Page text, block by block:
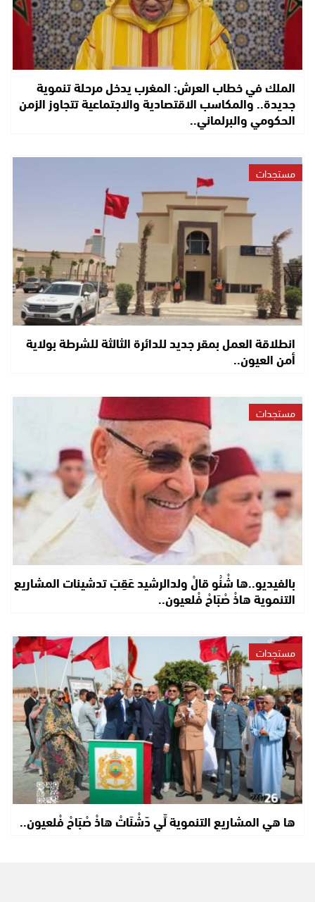
الملك في خطاب العرش: المغرب يدخل مرحلة تنموية
جديدة.. والمكاسب الاقتصادية والاجتماعية تتجاوز الزمن
الحكومي والبرلماني..
مستجدات
انطلاقة العمل بمقر جديد للدائرة الثالثة للشرطة بولاية
أمن العيون..
مستجدات
بالفيديو..ها شْنُو قالْ ولدالرشيد عَقِبَ تدشينات المشاريع
التنموية هاذْ صْبَاحْ فْلعيون..
مستجدات
ها هي المشاريع التنموية لِّي دّشْنَاتْ هاذْ صْبَاحْ فْلعيون..